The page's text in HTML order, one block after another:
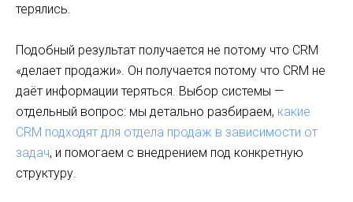
терялись.
Подобный результат получается не потому что CRM
«делает продажи». Он получается потому что CRM не
даёт информации теряться. Выбор системы —
отдельный вопрос: мы детально разбираем, какие
CRM подходят для отдела продаж в зависимости от
задач, и помогаем с внедрением под конкретную
структуру.